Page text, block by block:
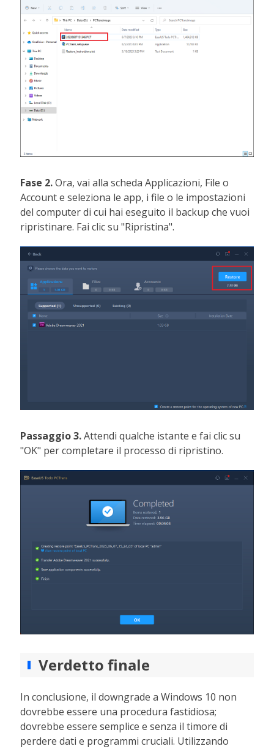
Fase 2.Ora, vai alla scheda Applicazioni, File o
Account e seleziona le app, i file o le impostazioni
del computer di cui hai eseguito il backup che vuoi
ripristinare. Fai clic su "Ripristina".
Passaggio 3.Attendi qualche istante e fai clic su
"OK" per completare il processo di ripristino.
Verdetto finale
In conclusione, il downgrade a Windows 10 non
dovrebbe essere una procedura fastidiosa;
dovrebbe essere semplice e senza il timore di
perdere dati e programmi cruciali. Utilizzando